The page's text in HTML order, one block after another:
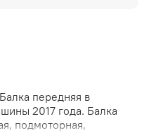
передняя в
2017 года. Балка
подмоторная,